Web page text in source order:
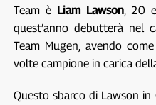
Team è Liam Lawson, 20
quest’anno debutterà nel
Team Mugen, avendo
volte campione in carica
Questo sbarco di Lawson